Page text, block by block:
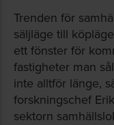
Trenden för
säljläge till
ett fönster för
fastigheter man
inte alltför länge,
forskningschef
sektorn